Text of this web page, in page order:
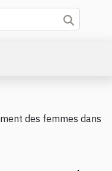
des femmes dans